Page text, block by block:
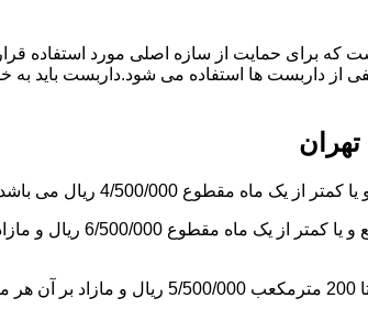
برای حمایت از سازه اصلی مورد استفاده
از داربست ها استفاده می شود.داربست باید